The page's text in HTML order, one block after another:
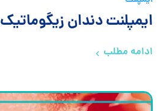
ایمپلنت دندان زیگوماتیک
ادامه مطلب